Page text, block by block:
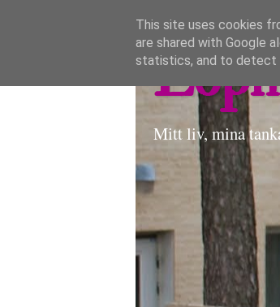
Mitt liv, mina
This site uses cookies
are shared with Google
statistics, and to detect